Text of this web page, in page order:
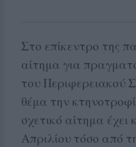
Στο επίκεντρο της
αίτημα για
του Περιφερειακού
θέμα την
σχετικό αίτημα έχει
Απριλίου τόσο από